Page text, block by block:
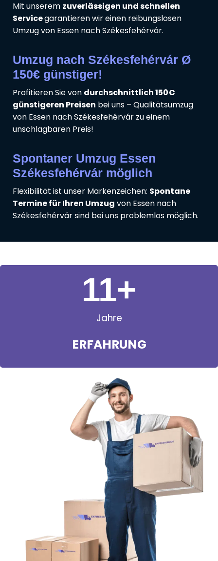
Mit unserem zuverlässigen und schnellen
Servicegarantieren wir einen reibungslosen
Umzug von Essen nach Székesfehérvár.
Umzug nach Székesfehérvár Ø
150€ günstiger!
Profitieren Sie von durchschnittlich 150€
günstigeren Preisen bei uns – Qualitätsumzug
von Essen nach Székesfehérvár zu einem
unschlagbaren Preis!
Spontaner Umzug Essen
Székesfehérvár möglich
Flexibilität ist unser Markenzeichen: Spontane
Termine für Ihren Umzug von Essen nach
Székesfehérvár sind bei uns problemlos möglich.
Jahre
ERFAHRUNG
11+